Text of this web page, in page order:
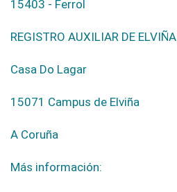
15403 - Ferrol
REGISTRO AUXILIAR DE ELVIÑA
Casa Do Lagar
15071 Campus de Elviña
A Coruña
Más información: